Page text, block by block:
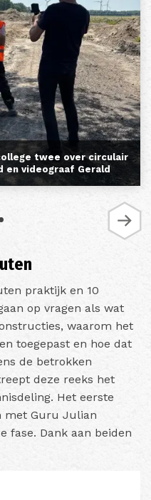
twee over circulair
en videograaf Gerald
praktijk en 10
op vragen als wat
waarom het
toegepast en hoe dat
de betrokken
deze reeks het
Het eerste
met Guru Julian
fase. Dank aan beiden